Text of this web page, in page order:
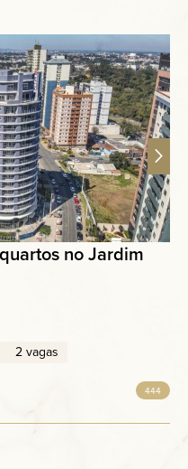
no Jardim
2 vagas
444